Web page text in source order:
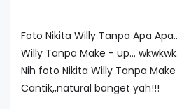
Foto Nikita Willy Tanpa Apa
Willy Tanpa Make - up...
Nih foto Nikita Willy Tanpa Make
Cantik,,natural banget yah!!!